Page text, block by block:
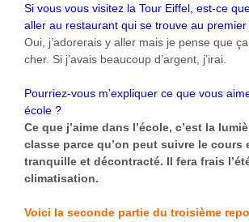
Si vous vous visitez la Tour Eiffel, est-ce
aller au restaurant qui se trouve au
Oui, j’adorerais y aller mais je pense que
cher. Si j’avais beaucoup d’argent, j’irai.
Pourriez-vous m’expliquer ce que vous
école ?
Ce que j’aime dans l’école, c’est la
classe parce qu’on peut suivre le cours
tranquille et décontracté. Il fera frais
climatisation.
Voici la seconde partie du troisième